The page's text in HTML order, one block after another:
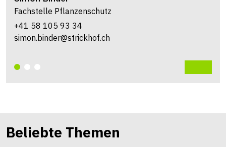
Fachstelle Pflanzenschutz
+41 58 105 93 34
simon.binder@strickhof.ch
Beliebte Themen